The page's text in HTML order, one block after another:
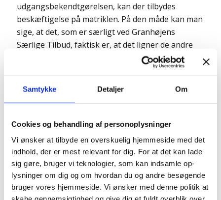
Samtykke Detaljer Om
Cookies og behandling af personoplysninger
Vi ønsker at tilbyde en overskuelig hjemmeside med det
indhold, der er mest relevant for dig. For at det kan lade
sig gøre, bruger vi teknologier, som kan indsamle op-
lysninger om dig og om hvordan du og andre besøgende
bruger vores hjemmeside. Vi ønsker med denne politik at
udgangsbekendtgørelsen, kan der tilbydes
beskæftigelse på matriklen. På den måde kan man
sige, at det, som er særligt ved Granhøjens
Særlige Tilbud, faktisk er, at det ligner de andre
botilbud i Granhøjen, selvom nogle af beboerne er
Selvom en borger har en dom, arbejdes der
selvfølgelig stadig målrettet med udvikling af håb
fra hver deres faglige ståsted i teamet.Bliv
klogere på hvordan, her.
Seneste nyheder